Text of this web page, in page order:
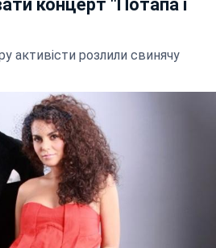
концерт "Потапа і
активісти розлили свинячу